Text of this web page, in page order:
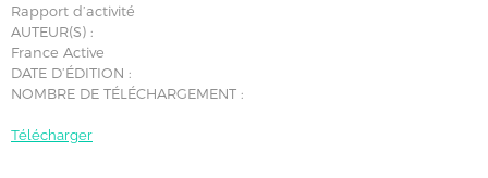
Rapport d’activité
AUTEUR(S) :
France Active
DATE D’ÉDITION :
NOMBRE DE TÉLÉCHARGEMENT :
Télécharger